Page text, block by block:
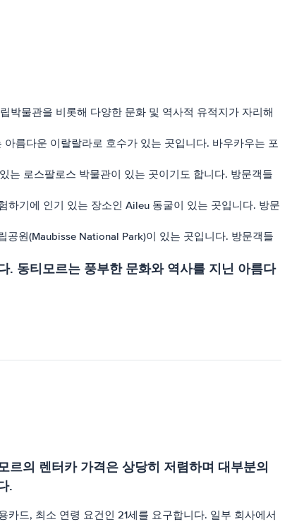
박물관을 비롯해 다양한 문화 및 역사적 유적지가 자리해
름다운 이랄랄라로 호수가 있는 곳입니다. 바우카우는 포
는 로스팔로스 박물관이 있는 곳이기도 합니다. 방문객들
기에 인기 있는 장소인 Aileu 동굴이 있는 곳입니다. 방문
원(Maubisse National Park)이 있는 곳입니다. 방문객들
. 동티모르는 풍부한 문화와 역사를 지닌 아름다
의 렌터카 가격은 상당히 저렴하며 대부분의
.
드, 최소 연령 요건인 21세를 요구합니다. 일부 회사에서